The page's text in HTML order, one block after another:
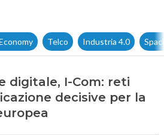
Telco Industria 4.0
digitale, I-Com: reti
decisive per la